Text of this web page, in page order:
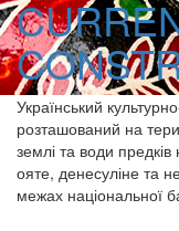
Український
розташований на
землі та води предків
ояте, денесуліне та
межах національної